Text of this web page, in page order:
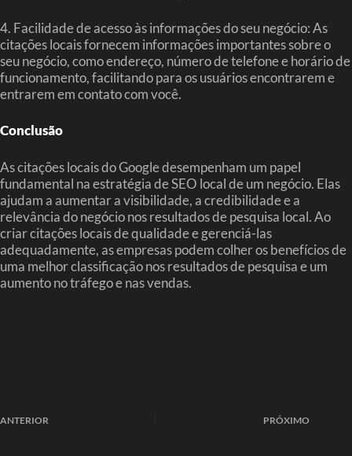
4. Facilidade de acesso às informações do seu negócio: As
citações locais fornecem informações importantes sobre o
seu negócio, como endereço, número de telefone e horário de
funcionamento, facilitando para os usuários encontrarem e
entrarem em contato com você.
Conclusão
As citações locais do Google desempenham um papel
fundamental na estratégia de SEO local de um negócio. Elas
ajudam a aumentar a visibilidade, a credibilidade e a
relevância do negócio nos resultados de pesquisa local. Ao
criar citações locais de qualidade e gerenciá-las
adequadamente, as empresas podem colher os benefícios de
uma melhor classificação nos resultados de pesquisa e um
aumento no tráfego e nas vendas.
ANTERIOR PRÓXIMO